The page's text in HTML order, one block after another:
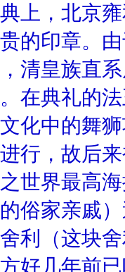
上，北京
的印章。
清皇族直
在典礼的
化中的舞
行，故后
世界最高
的俗家亲戚
利（这块
好几年前